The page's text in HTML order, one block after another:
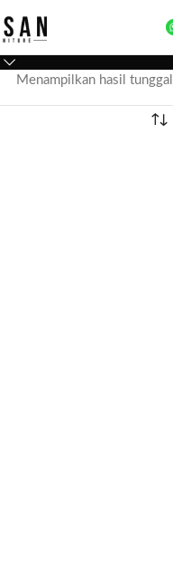
Menampilkan hasil tunggal